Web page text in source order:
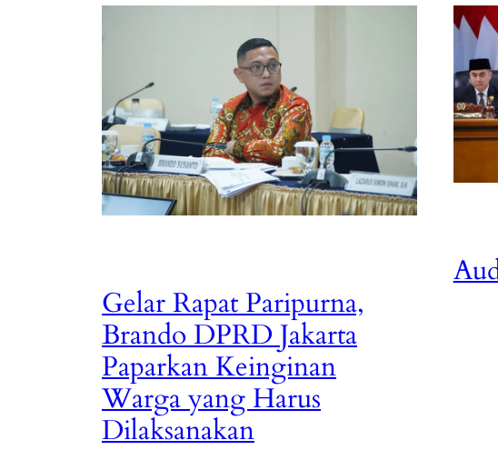
Gelar Rapat Paripurna,
Brando DPRD Jakarta
Paparkan Keinginan
Warga yang Harus
Dilaksanakan